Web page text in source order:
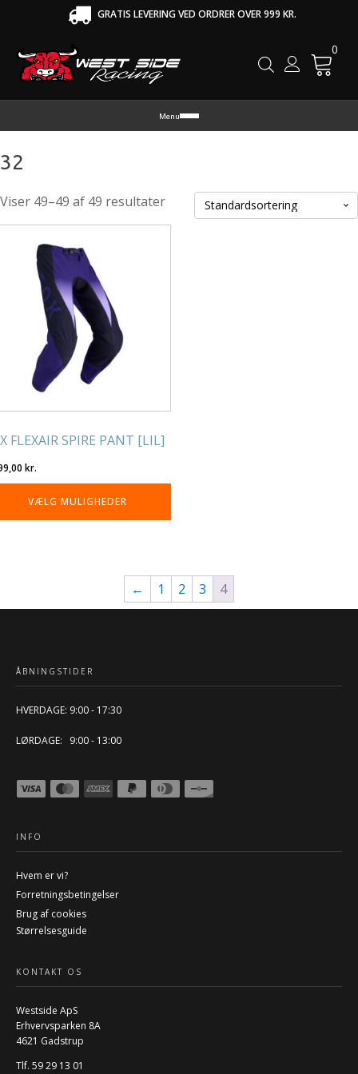
GRATIS LEVERING VED ORDRER OVER 999 KR.
0
Menu
32
Viser 49–49 af 49 resultater
FLEXAIR SPIRE PANT [LIL]
kr.
VÆLG MULIGHEDER
← 1 2 3 4
ÅBNINGSTIDER
HVERDAGE: 9:00 - 17:30
LØRDAGE: 9:00 - 13:00
INFO
Hvem er vi?
Forretningsbetingelser
Brug af cookies
Størrelsesguide
KONTAKT OS
Westside ApS
Erhvervsparken 8A
4621 Gadstrup
Tlf. 59 29 13 01